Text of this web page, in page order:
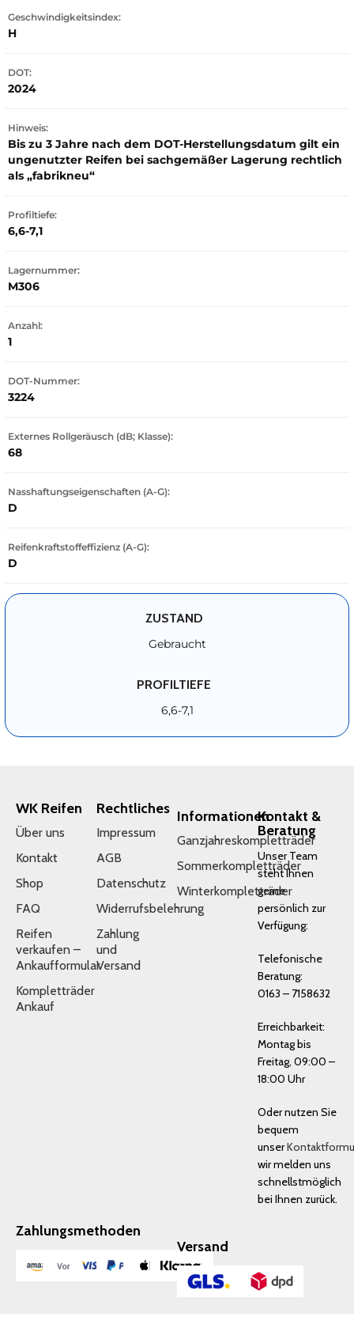
Geschwindigkeitsindex:
H
DOT:
2024
Hinweis:
Bis zu 3 Jahre nach dem DOT-Herstellungsdatum gilt ein
ungenutzter Reifen bei sachgemäßer Lagerung rechtlich
als „fabrikneu“
Profiltiefe:
6,6-7,1
Lagernummer:
M306
Anzahl:
1
DOT-Nummer:
3224
Externes Rollgeräusch (dB; Klasse):
68
Nasshaftungseigenschaften (A-G):
D
Reifenkraftstoffeffizienz (A-G):
D
ZUSTAND
Gebraucht
PROFILTIEFE
6,6-7,1
WK Reifen
Über uns
Kontakt
Shop
FAQ
Reifen
verkaufen –
Ankaufformular
Kompletträder
Ankauf
Rechtliches
Impressum
AGB
Datenschutz
Widerrufsbelehrung
Zahlung
und
Versand
Informationen
Ganzjahreskompletträder
Sommerkompletträder
Winterkompletträder
Kontakt &
Beratung
Unser Team
steht Ihnen
gerne
persönlich zur
Verfügung:
Telefonische
Beratung:
0163 – 7158632
Erreichbarkeit:
Montag bis
Freitag, 09:00 –
18:00 Uhr
Oder nutzen Sie
bequem
unser
wir melden uns
schnellstmöglich
bei Ihnen zurück.
Zahlungsmethoden
Versand